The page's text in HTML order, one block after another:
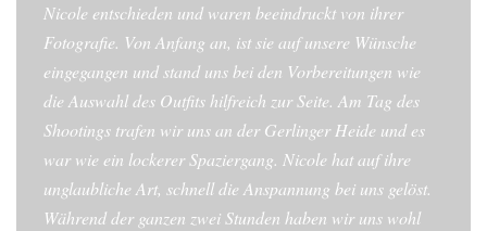
Nicole entschieden und waren beeindruckt von ihrer
Fotografie. Von Anfang an, ist sie auf unsere Wünsche
eingegangen und stand uns bei den Vorbereitungen wie
die Auswahl des Outfits hilfreich zur Seite. Am Tag des
Shootings trafen wir uns an der Gerlinger Heide und es
war wie ein lockerer Spaziergang. Nicole hat auf ihre
unglaubliche Art, schnell die Anspannung bei uns gelöst.
Während der ganzen zwei Stunden haben wir uns wohl